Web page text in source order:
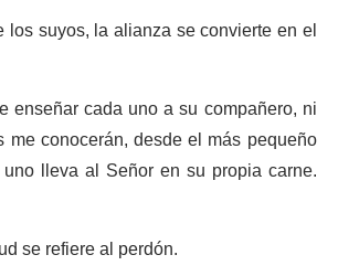
suyos, la alianza se convierte en el
enseñar cada uno a su compañero, ni
conocerán, desde el más pequeño
lleva al Señor en su propia carne.
se refiere al perdón.